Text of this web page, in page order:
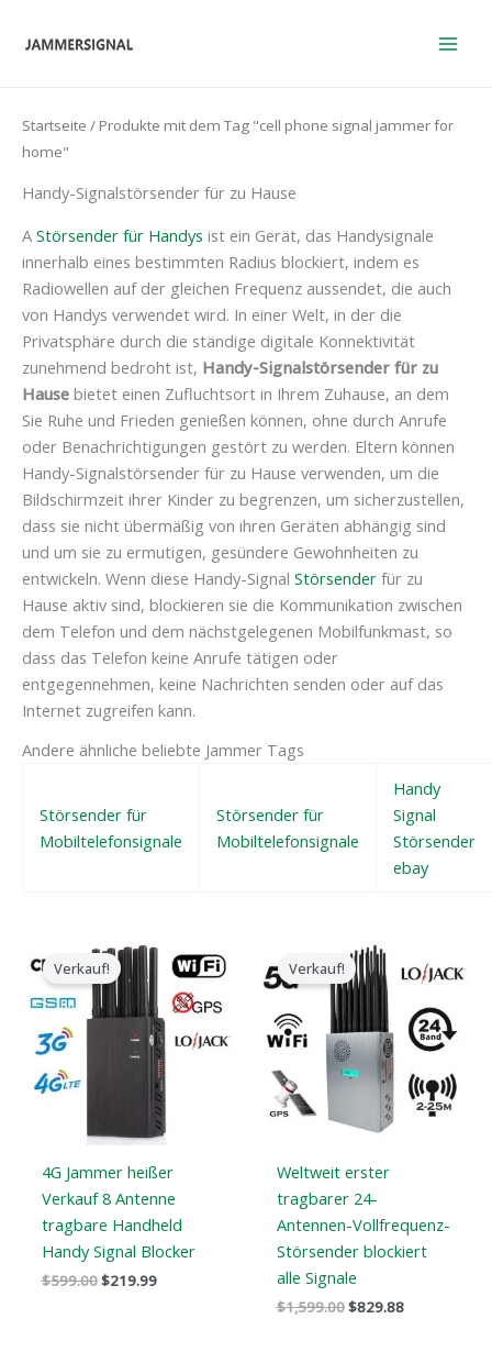
Inhalt
Startseite / Produkte mit dem Tag "cell phone signal jammer for
home"
Handy-Signalstörsender für zu Hause
A Störsender für Handys ist ein Gerät, das Handysignale
innerhalb eines bestimmten Radius blockiert, indem es
Radiowellen auf der gleichen Frequenz aussendet, die auch
von Handys verwendet wird. In einer Welt, in der die
Privatsphäre durch die ständige digitale Konnektivität
zunehmend bedroht ist, Handy-Signalstörsender für zu
Hause bietet einen Zufluchtsort in Ihrem Zuhause, an dem
Sie Ruhe und Frieden genießen können, ohne durch Anrufe
oder Benachrichtigungen gestört zu werden. Eltern können
Handy-Signalstörsender für zu Hause verwenden, um die
Bildschirmzeit ihrer Kinder zu begrenzen, um sicherzustellen,
dass sie nicht übermäßig von ihren Geräten abhängig sind
und um sie zu ermutigen, gesündere Gewohnheiten zu
entwickeln. Wenn diese Handy-Signal Störsender für zu
Hause aktiv sind, blockieren sie die Kommunikation zwischen
dem Telefon und dem nächstgelegenen Mobilfunkmast, so
dass das Telefon keine Anrufe tätigen oder
entgegennehmen, keine Nachrichten senden oder auf das
Internet zugreifen kann.
Andere ähnliche beliebte Jammer Tags
Störsender für
Mobiltelefonsignale
Störsender für
Mobiltelefonsignale
Handy
Signal
Störsender
ebay
Verkauf!
4G Jammer heißer
Verkauf 8 Antenne
tragbare Handheld
Handy Signal Blocker
$599.00
ursprüngliche
Preis
war:
$599.00.
$219.99
aktuelle
Preis
ist:
$219.99.
Verkauf!
Weltweit erster
tragbarer 24-
Antennen-Vollfrequenz-
Störsender blockiert
alle Signale
$1,599.00
ursprüngliche
Preis
war:
$1,599.00.
$829.88
aktuelle
Preis
$829.88.